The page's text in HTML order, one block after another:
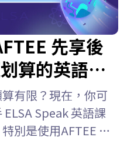
先享後
算的英語課
有限？現在，你可
Speak 英語課
別是使用AFTEE 先
Speak 課程時還